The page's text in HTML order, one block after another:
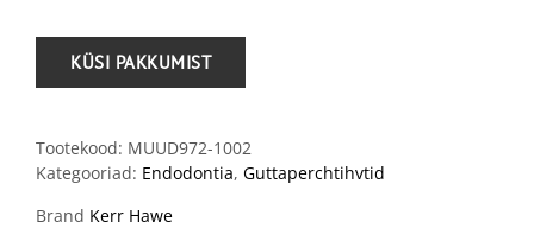
Tootekood: MUUD972-1002
Kategooriad: Endodontia, Guttaperchtihvtid
Brand Kerr Hawe